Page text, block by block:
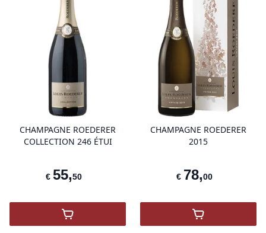
CHAMPAGNE ROEDERER
COLLECTION 246 ÉTUI
€ 55,50
product variant items in cart, view
,ROEDERER BRUT COLLECTION 245
CHAMPAGNE ROEDERER
2015
€ 78,00
,Champagne